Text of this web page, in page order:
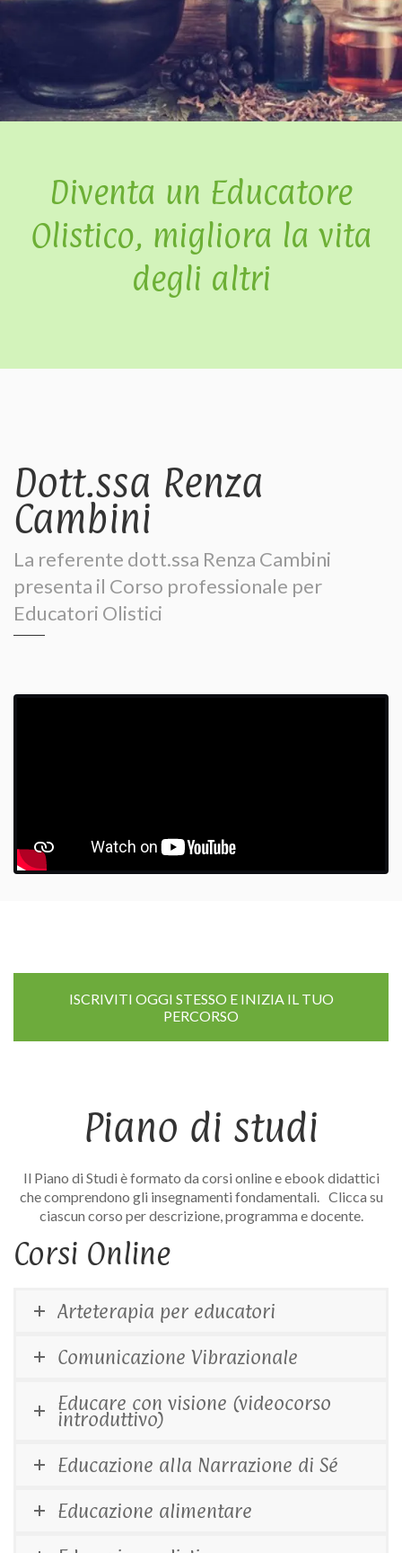
Diventa un Educatore
Olistico, migliora la vita
degli altri
Dott.ssa Renza
Cambini
La referente dott.ssa Renza Cambini
presenta il Corso professionale per
Educatori Olistici
ISCRIVITI OGGI STESSO E INIZIA IL TUO
PERCORSO
Piano di studi
Il Piano di Studi è formato da corsi online e ebook didattici
che comprendono gli insegnamenti fondamentali. Clicca su
ciascun corso per descrizione, programma e docente.
Corsi Online
Arteterapia per educatori
Comunicazione Vibrazionale
Educare con visione (videocorso
introduttivo)
Educazione alla Narrazione di Sé
Educazione alimentare